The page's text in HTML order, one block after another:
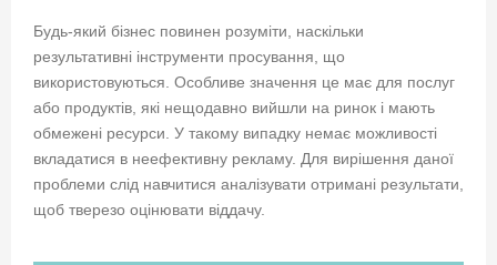
Будь-який бізнес повинен розуміти, наскільки
результативні інструменти просування, що
використовуються. Особливе значення це має для послуг
або продуктів, які нещодавно вийшли на ринок і мають
обмежені ресурси. У такому випадку немає можливості
вкладатися в неефективну рекламу. Для вирішення даної
проблеми слід навчитися аналізувати отримані результати,
щоб тверезо оцінювати віддачу.